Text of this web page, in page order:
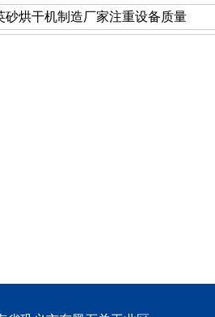
砂烘干机制造厂家注重设备质量